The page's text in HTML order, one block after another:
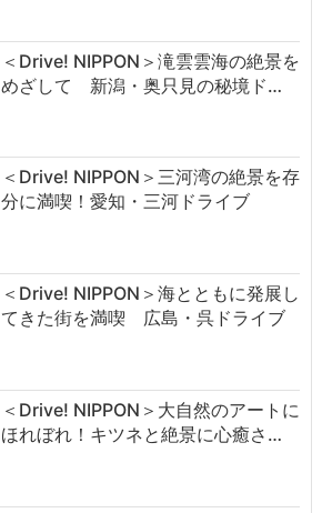
＜Drive! NIPPON＞滝雲雲海の絶景を
めざして 新潟・奥只見の秘境ド…
＜Drive! NIPPON＞三河湾の絶景を存
分に満喫！愛知・三河ドライブ
＜Drive! NIPPON＞海とともに発展し
てきた街を満喫 広島・呉ドライブ
＜Drive! NIPPON＞大自然のアートに
ほれぼれ！キツネと絶景に心癒さ…